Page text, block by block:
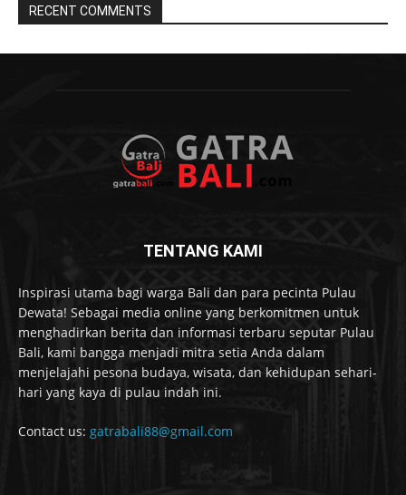
RECENT COMMENTS
TENTANG KAMI
Inspirasi utama bagi warga Bali dan para pecinta Pulau
Dewata! Sebagai media online yang berkomitmen untuk
menghadirkan berita dan informasi terbaru seputar Pulau
Bali, kami bangga menjadi mitra setia Anda dalam
menjelajahi pesona budaya, wisata, dan kehidupan sehari-
hari yang kaya di pulau indah ini.
Contact us: gatrabali88@gmail.com